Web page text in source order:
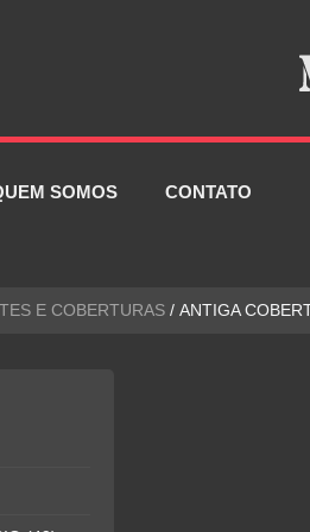
SOMOS CONTATO
E COBERTURAS / ANTIGA